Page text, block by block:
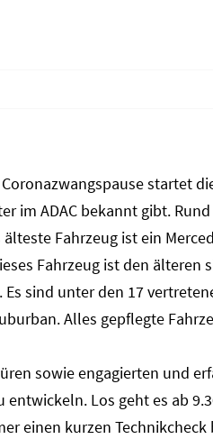
startet
ADAC bekannt gibt.
Fahrzeug ist ein
Fahrzeug ist den älteren
sind unter den 17
Alles gepflegte
sowie engagierten und
Los geht es ab
einen kurzen